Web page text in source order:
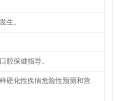
生。
腔保健指导。
硬化性疾病危险性预测和营